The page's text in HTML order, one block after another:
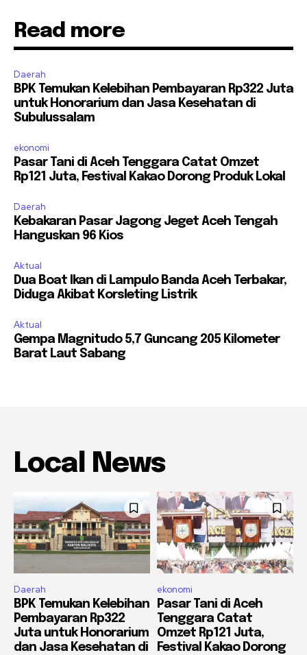
Read more
Daerah
BPK Temukan Kelebihan Pembayaran Rp322 Juta
untuk Honorarium dan Jasa Kesehatan di
Subulussalam
ekonomi
Pasar Tani di Aceh Tenggara Catat Omzet
Rp121 Juta, Festival Kakao Dorong Produk Lokal
Daerah
Kebakaran Pasar Jagong Jeget Aceh Tengah
Hanguskan 96 Kios
Aktual
Dua Boat Ikan di Lampulo Banda Aceh Terbakar,
Diduga Akibat Korsleting Listrik
Aktual
Gempa Magnitudo 5,7 Guncang 205 Kilometer
Barat Laut Sabang
Local News
Daerah
BPK Temukan Kelebihan
Pembayaran Rp322
Juta untuk Honorarium
dan Jasa Kesehatan di
ekonomi
Pasar Tani di Aceh
Tenggara Catat
Omzet Rp121 Juta,
Festival Kakao Dorong